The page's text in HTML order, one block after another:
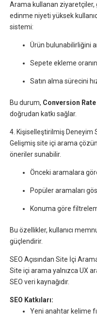
Arama kullanan ziyaretçiler,
edinme niyeti yüksek
sistemi:
Ürün bulunabilirliğini
Sepete ekleme
Satın alma sürecini
Bu durum, Conversion
doğrudan katkı sağlar.
4. Kişiselleştirilmiş Deneyim
Gelişmiş site içi arama
öneriler sunabilir.
Önceki aramalara
Popüler aramaları
Konuma göre
Bu özellikler, kullanıcı
güçlendirir.
SEO Açısından Site İçi
Site içi arama yalnızca UX
SEO veri kaynağıdır.
SEO Katkıları:
Yeni anahtar kelime